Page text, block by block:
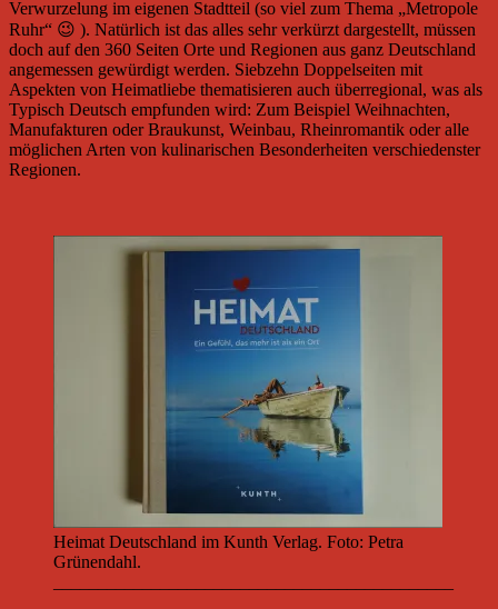
Verwurzelung im eigenen Stadtteil (so viel zum Thema „Metropole
Ruhr“ 😉 ). Natürlich ist das alles sehr verkürzt dargestellt, müssen
doch auf den 360 Seiten Orte und Regionen aus ganz Deutschland
angemessen gewürdigt werden. Siebzehn Doppelseiten mit
Aspekten von Heimatliebe thematisieren auch überregional, was als
Typisch Deutsch empfunden wird: Zum Beispiel Weihnachten,
Manufakturen oder Braukunst, Weinbau, Rheinromantik oder alle
möglichen Arten von kulinarischen Besonderheiten verschiedenster
Regionen.
Heimat Deutschland im Kunth Verlag. Foto: Petra
Grünendahl.